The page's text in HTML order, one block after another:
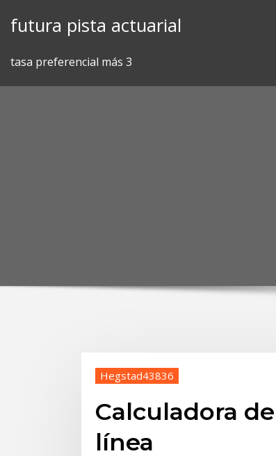
futura pista actuarial
tasa preferencial más 3
Hegstad43836
Calculadora
línea